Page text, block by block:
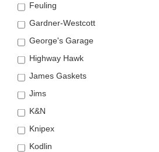
Feuling
Gardner-Westcott
George's Garage
Highway Hawk
James Gaskets
Jims
K&N
Knipex
Kodlin